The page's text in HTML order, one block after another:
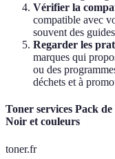
Vérifier la
compatible avec
souvent des
Regarder les
marques qui
ou des
déchets et à
Toner services Pack
Noir et couleurs
toner.fr